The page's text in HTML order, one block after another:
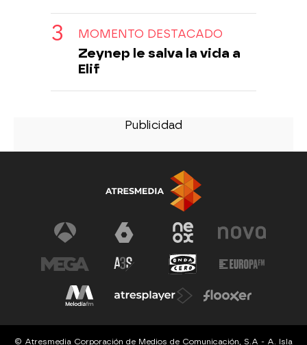
MOMENTO DESTACADO
Zeynep le salva la vida a
Elif
© Atresmedia Corporación de Medios de Comunicación, S.A - A. Isla